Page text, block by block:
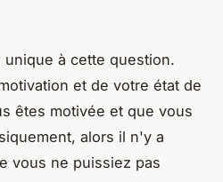
à cette question.
et de votre état de
êtes motivée et que vous
alors il n'y a
vous ne puissiez pas